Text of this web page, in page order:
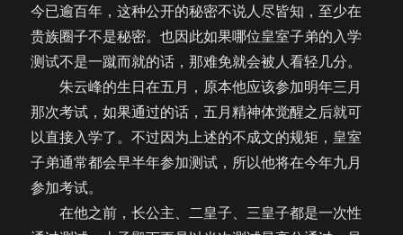
今已逾百年，这种公开的秘密不说人尽皆知，至少在
贵族圈子不是秘密。也因此如果哪位皇室子弟的入学
测试不是一蹴而就的话，那难免就会被人看轻几分。
朱云峰的生日在五月，原本他应该参加明年三月
那次考试，如果通过的话，五月精神体觉醒之后就可
以直接入学了。不过因为上述的不成文的规矩，皇室
子弟通常都会早半年参加测试，所以他将在今年九月
参加考试。
在他之前，长公主、二皇子、三皇子都是一次性